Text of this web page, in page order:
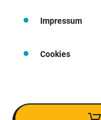
Impressum
Cookies